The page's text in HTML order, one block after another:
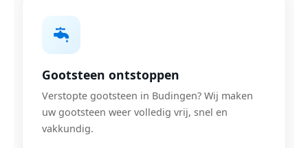
Gootsteen ontstoppen
Verstopte gootsteen in Budingen? Wij maken
uw gootsteen weer volledig vrij, snel en
vakkundig.